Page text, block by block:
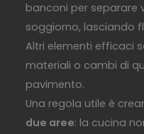
banconi per separare
soggiorno, lasciando
Altri elementi efficaci
materiali o cambi di
pavimento.
Una regola utile è
due aree: la cucina